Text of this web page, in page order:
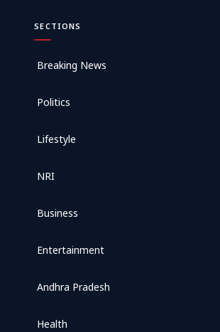
SECTIONS
Breaking News
Politics
Lifestyle
NRI
Business
Entertainment
Andhra Pradesh
Health